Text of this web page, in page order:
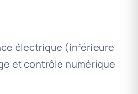
électrique (inférieure
et contrôle numérique